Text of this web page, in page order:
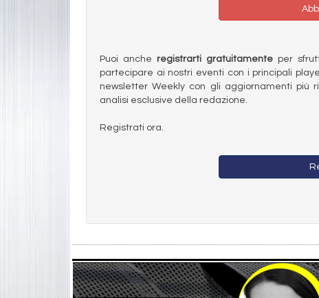
Puoi anche registrarti gratuitamenteper
partecipare ai nostri eventi con i principali
newsletter Weekly con gli aggiornamenti più
analisi esclusive della redazione.
Registrati ora.